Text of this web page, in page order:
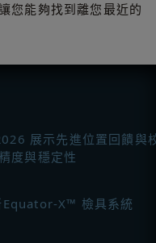
讓您能夠找到離您最近的
展示先進位置回饋與
度與穩定性
X™ 檢具系統